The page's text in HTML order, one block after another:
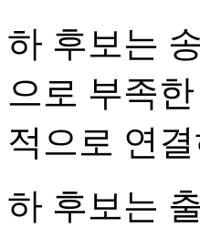
하 후보는
으로 부족
적으로 연
하 후보는